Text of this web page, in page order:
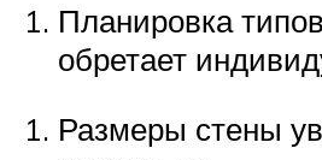
Планировка
обретает
Размеры стены